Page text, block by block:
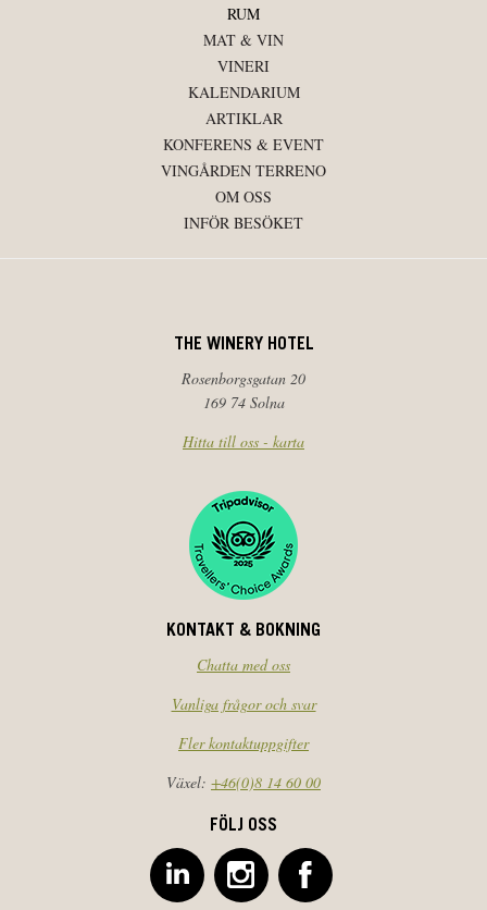
RUM
MAT & VIN
VINERI
KALENDARIUM
ARTIKLAR
KONFERENS & EVENT
VINGÅRDEN TERRENO
OM OSS
INFÖR BESÖKET
THE WINERY HOTEL
Rosenborgsgatan 20
169 74 Solna
Hitta till oss - karta
KONTAKT & BOKNING
Chatta med oss
Vanliga frågor och svar
Fler kontaktuppgifter
Växel: +46(0)8 14 60 00
FÖLJ OSS